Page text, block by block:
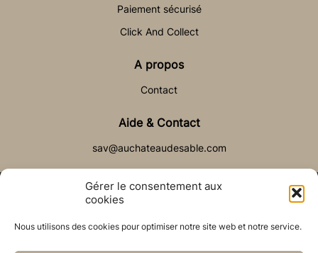
Gérer le consentement aux
cookies
Nous utilisons des cookies pour optimiser notre site web et notre service.
Paiement sécurisé
Click And Collect
A propos
Contact
Aide & Contact
sav@auchateaudesable.com